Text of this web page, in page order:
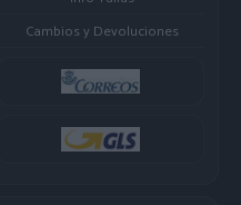
Cambios y Devoluciones